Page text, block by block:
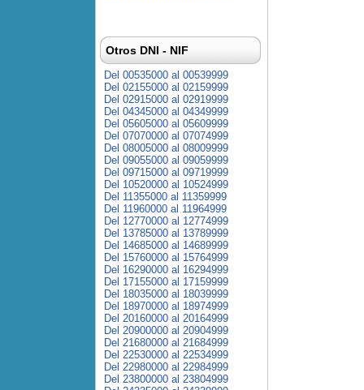
Otros DNI - NIF
Del 00535000 al 00539999
Del 02155000 al 02159999
Del 02915000 al 02919999
Del 04345000 al 04349999
Del 05605000 al 05609999
Del 07070000 al 07074999
Del 08005000 al 08009999
Del 09055000 al 09059999
Del 09715000 al 09719999
Del 10520000 al 10524999
Del 11355000 al 11359999
Del 11960000 al 11964999
Del 12770000 al 12774999
Del 13785000 al 13789999
Del 14685000 al 14689999
Del 15760000 al 15764999
Del 16290000 al 16294999
Del 17155000 al 17159999
Del 18035000 al 18039999
Del 18970000 al 18974999
Del 20160000 al 20164999
Del 20900000 al 20904999
Del 21680000 al 21684999
Del 22530000 al 22534999
Del 22980000 al 22984999
Del 23800000 al 23804999